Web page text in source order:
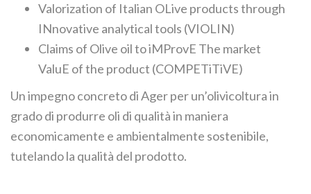
Valorization of Italian OLive products through
INnovative analytical tools (VIOLIN)
Claims of Olive oil to iMProvE The market
ValuE of the product (COMPETiTiVE)
Un impegno concreto di Ager per un’olivicoltura in
grado di produrre oli di qualità in maniera
economicamente e ambientalmente sostenibile,
tutelando la qualità del prodotto.